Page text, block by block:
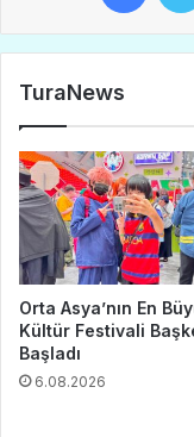
TuraNews
Orta Asya’nın En
Kültür Festivali
Başladı
6.08.2026